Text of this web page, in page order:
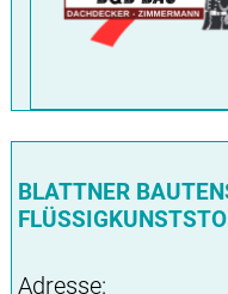
BLATTNER
Adresse: